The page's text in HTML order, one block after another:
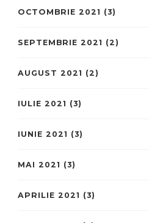
OCTOMBRIE 2021 (3)
SEPTEMBRIE 2021 (2)
AUGUST 2021 (2)
IULIE 2021 (3)
IUNIE 2021 (3)
MAI 2021 (3)
APRILIE 2021 (3)